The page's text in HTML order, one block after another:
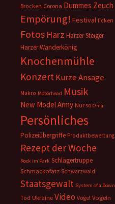
Brocken Corona Dummes Zeuch
Empörung! Festival ficken
Fotos Harz Harzer Steiger
Harzer Wanderkönig
Knochenmühle
KonzertKurze Ansage
Makro Motörhead Musik
New Model Army Nur so Oma
Persönliches
Polizeiübergriffe Produktbewertung
Rezept der Woche
Rock im Park Schlägertruppe
Schmackofatz Schwarzwald
Staatsgewalt System of a Down
Tod Ukraine Video Vögel Vögeln